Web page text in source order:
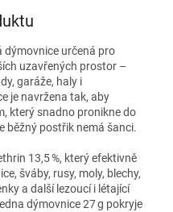
dýmovnice určená pro
uzavřených prostor –
garáže, haly i
je navržena tak, aby
který snadno pronikne do
běžný postřik nemá šanci.
13,5 %, který efektivně
šváby, rusy, moly, blechy,
a další lezoucí i létající
dýmovnice 27 g pokryje